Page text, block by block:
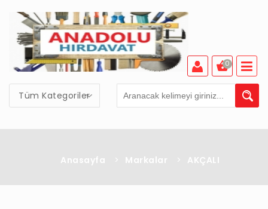
Tüm Kategoriler
0
Anasayfa > Markalar > AKÇALI